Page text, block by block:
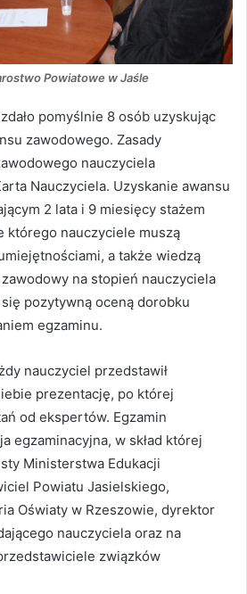
Powiatowe w Jaśle
pomyślnie 8 osób uzyskując
zawodowego. Zasady
nauczyciela
Nauczyciela. Uzyskanie awansu
2 lata i 9 miesięcy stażem
którego nauczyciele muszą
a także wiedzą
na stopień nauczyciela
pozytywną oceną dorobku
egzaminu.
nauczyciel przedstawił
prezentację, po której
od ekspertów. Egzamin
egzaminacyjna, w skład której
Ministerstwa Edukacji
Powiatu Jasielskiego,
Oświaty w Rzeszowie, dyrektor
nauczyciela oraz na
związków